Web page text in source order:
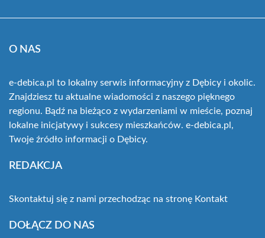
O NAS
e-debica.pl to lokalny serwis informacyjny z Dębicy i okolic.
Znajdziesz tu aktualne wiadomości z naszego pięknego
regionu. Bądź na bieżąco z wydarzeniami w mieście, poznaj
lokalne inicjatywy i sukcesy mieszkańców. e-debica.pl,
Twoje źródło informacji o Dębicy.
REDAKCJA
Skontaktuj się z nami przechodząc na stronę Kontakt
DOŁĄCZ DO NAS